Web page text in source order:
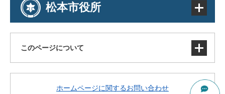
松本市役所
このページについて
著作権・免責事項・リンク
ホームページに関するお問い合わせ